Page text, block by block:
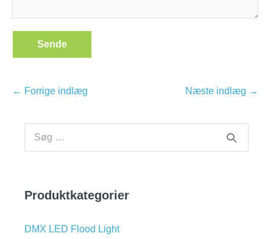
Indlægsnavigation
← Forrige indlæg Næste indlæg →
Søge
Produktkategorier
DMX LED Flood Light